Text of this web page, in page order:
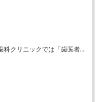
流山のグランツ歯科クリニックでは「歯医者が怖い」方でもインプラントやセラミックスの治療が受けられます。